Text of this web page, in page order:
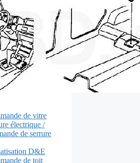
de vitre
électrique /
de serrure
D&E
de toit